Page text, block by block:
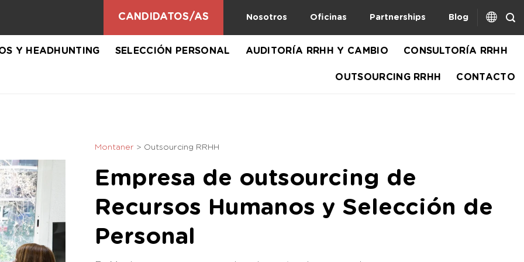
CANDIDATOS/AS Nosotros Oficinas Partnerships Blog
Y HEADHUNTING SELECCIÓN PERSONAL AUDITORÍA RRHH Y CAMBIO CONSULTORÍA RRHH
OUTSOURCING RRHH CONTACTO
Montaner > Outsourcing RRHH
Empresa de outsourcing de
Recursos Humanos y Selección de
Personal